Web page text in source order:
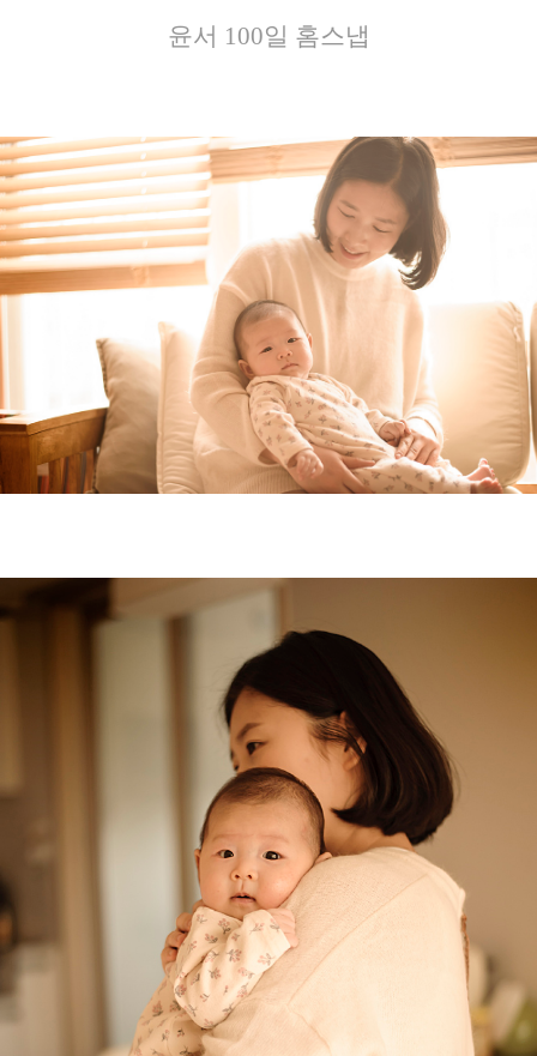
윤서 100일 홈스냅